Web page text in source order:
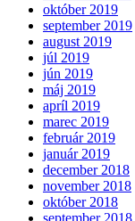
október 2019
september 2019
august 2019
júl 2019
jún 2019
máj 2019
apríl 2019
marec 2019
február 2019
január 2019
december 2018
november 2018
október 2018
september 2018